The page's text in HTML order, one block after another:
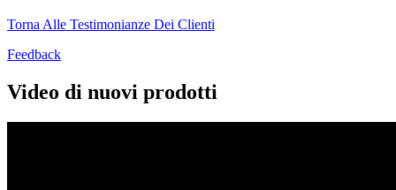
Torna Alle Testimonianze Dei Clienti
Feedback
Video di nuovi prodotti